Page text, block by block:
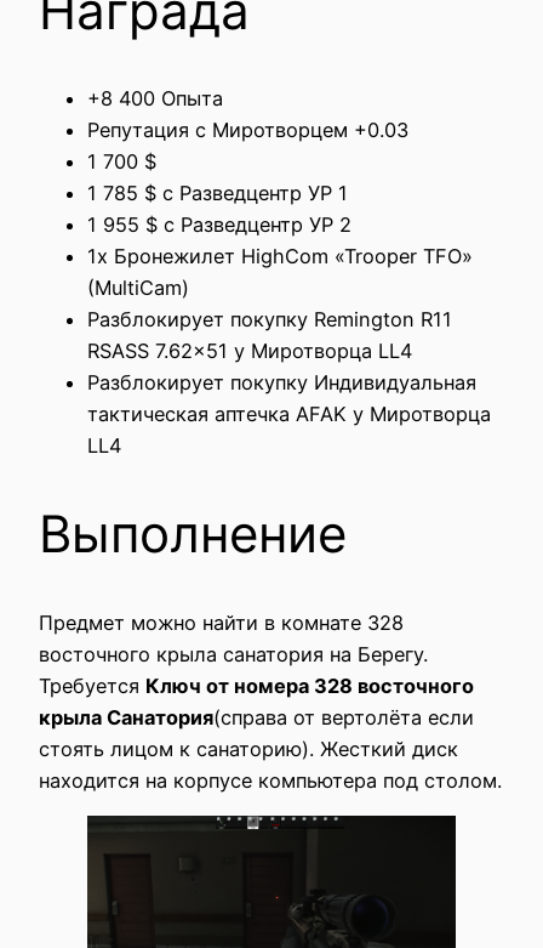
+8 400 Опыта
Репутация с Миротворцем +0.03
1 700 $
1 785 $ с Разведцентр УР 1
1 955 $ с Разведцентр УР 2
1x Бронежилет HighCom «Trooper TFO»
(MultiCam)
Разблокирует покупку Remington R11
RSASS 7.62×51 у Миротворца LL4
Разблокирует покупку Индивидуальная
тактическая аптечка AFAK у Миротворца
LL4
Выполнение
Предмет можно найти в комнате 328
восточного крыла санатория на Берегу.
Требуется Ключ от номера 328 восточного
крыла Санатория(справа от вертолёта если
стоять лицом к санаторию). Жесткий диск
находится на корпусе компьютера под столом.